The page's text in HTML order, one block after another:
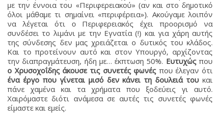
με την έννοια του «Περιφερειακού» (αν και στο δημοτικό
όλοι μάθαμε τι σημαίνει «περιφέρεια»). Ακούγαμε λοιπόν
να λέγεται ότι ο Περιφερειακός έχει προορισμό να
συνδέσει το λιμάνι με την Εγνατία (!) και για χάρη αυτής
της σύνδεσης δεν μας χρειάζεται ο δυτικός του κλάδος.
Και το προτείνουν αυτό και στον Υπουργό, αρχίζοντας
την διαπραγμάτευση, ήδη με… έκπτωση 50%. Ευτυχώςπου
ο Χρυσοχοΐδης άκουσε τις συνετές φωνές που έλεγαν ότι
ένα έργο που γίνεται μισό δεν κάνει τη δουλειά του και
πάνε χαμένα και τα χρήματα που ξοδεύεις γι αυτό.
Χαιρόμαστε διότι ανάμεσα σε αυτές τις συνετές φωνές
είμαστε και εμείς.